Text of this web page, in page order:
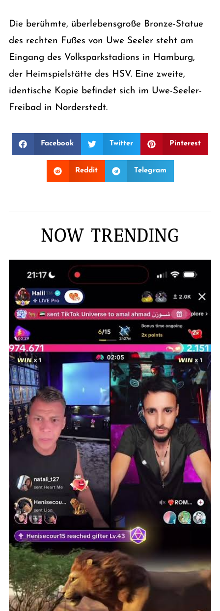
Die berühmte, überlebensgroße Bronze-Statue
des rechten Fußes von Uwe Seeler steht am
Eingang des Volksparkstadions in Hamburg,
der Heimspielstätte des HSV. Eine zweite,
identische Kopie befindet sich im Uwe-Seeler-
Freibad in Norderstedt.
Facebook Twitter Pinterest
Reddit Telegram
NOW TRENDING